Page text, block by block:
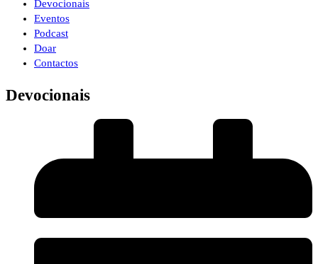
Devocionais
Eventos
Podcast
Doar
Contactos
Devocionais